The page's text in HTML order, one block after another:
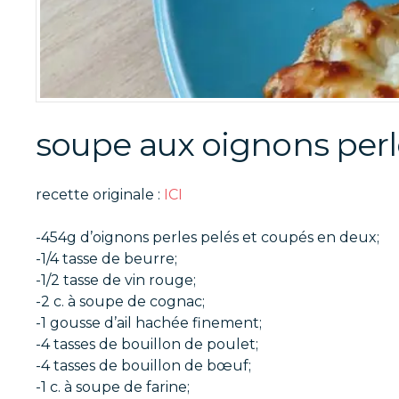
soupe aux oignons
recette originale : ICI
-454g d’oignons perles pelés et coupés en deux;
-1/4 tasse de beurre;
-1/2 tasse de vin rouge;
-2 c. à soupe de cognac;
-1 gousse d’ail hachée finement;
-4 tasses de bouillon de poulet;
-4 tasses de bouillon de bœuf;
-1 c. à soupe de farine;